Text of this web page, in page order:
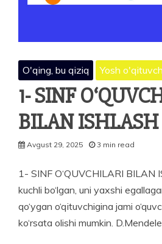
O'qing, bu qiziq Yosh
1- SINF
BILAN ISHLASH
Avgust 29, 2025 3 min read
1- SINF O‘QUVCHILARI
kuchli bo‘lgan, uni yaxshi
qo‘ygan o‘qituvchigina jami
ko‘rsata olishi mumkin.